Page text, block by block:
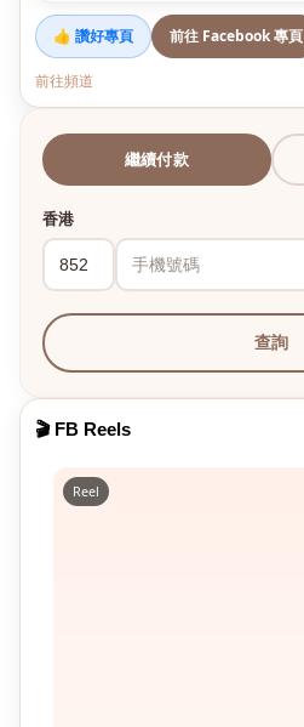
👍 讚好專頁 前往 Facebook 專頁
前往頻道
繼續付款
香港
查詢
🎬 FB Reels
Reel